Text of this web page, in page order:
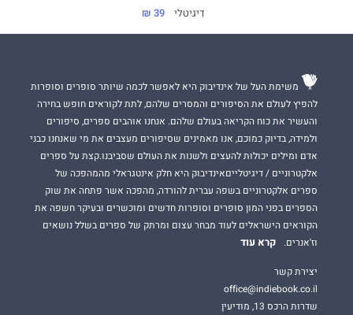
The Guardian
"אי אפשר להפריז בחשיבות המסר של פיטרסון".
The Times
דיגיטלי 39 ₪
משימת העל של אינדיבוק היא לאפשר לכמה שיותר סופרים וסופרות
להפיץ לעולם את הסיפורים והמסרים שלהם, לתת לקוראים חופש בחירה
והעשיר את כוח הקריאה בעולם שלהם. אנחנו אוהבים ספרים, סיפורים
ולמידה, בדיוק כמוכם, אנו מאמינים שסיפורים מעצבים את מי שאנחנו כבני
אדם ומילים יכולות להעצים ולשנות את העולם שסביבנו.קצת על ספרים
אלקטרוניים / דיגיטלייםאינדיבוק היא חלק אינטגראלי מהמהפכה של
ספרים אלקטרוניים בשפה עברית להורדה, מהפכה אשר פתחה את שוק
הספרים בפני המון סופרים וסופרות חדשים ומוכשרים ובעיקר חשפה את
הקוראים הישראלים לעוד מבחר עצום ומרתק של ספרים בשלל נושאים
וז'אנרים.
קרא עוד
יצירת קשר
office@indiebook.co.il
שדרות הרכס 13, מודיעין